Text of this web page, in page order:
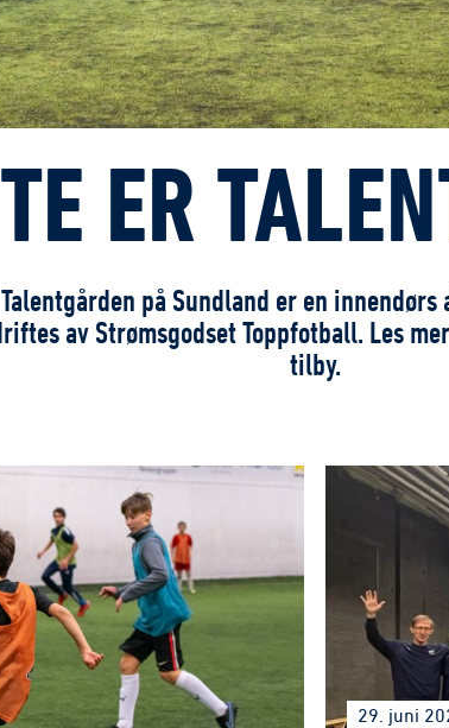
ER
Talentgården på Sundland er en
av Strømsgodset Toppfotball. Les
tilby.
29. juni